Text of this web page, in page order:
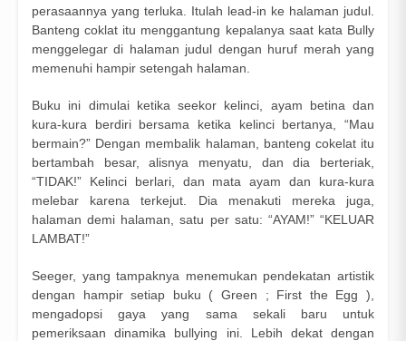
perasaannya yang terluka. Itulah lead-in ke halaman judul.
Banteng coklat itu menggantung kepalanya saat kata Bully
menggelegar di halaman judul dengan huruf merah yang
memenuhi hampir setengah halaman.
Buku ini dimulai ketika seekor kelinci, ayam betina dan
kura-kura berdiri bersama ketika kelinci bertanya, “Mau
bermain?” Dengan membalik halaman, banteng cokelat itu
bertambah besar, alisnya menyatu, dan dia berteriak,
“TIDAK!” Kelinci berlari, dan mata ayam dan kura-kura
melebar karena terkejut. Dia menakuti mereka juga,
halaman demi halaman, satu per satu: “AYAM!” “KELUAR
LAMBAT!”
Seeger, yang tampaknya menemukan pendekatan artistik
dengan hampir setiap buku ( Green ; First the Egg ),
mengadopsi gaya yang sama sekali baru untuk
pemeriksaan dinamika bullying ini. Lebih dekat dengan